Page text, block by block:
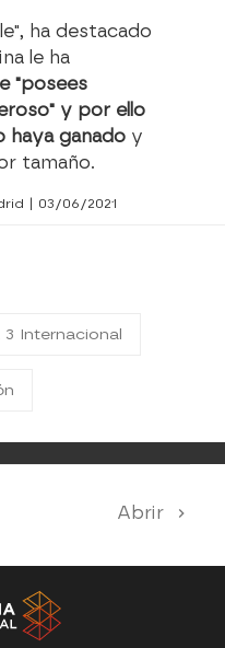
ha destacado
le ha
"posees
y por ello
haya ganado y
tamaño.
| 03/06/2021
Internacional
Abrir